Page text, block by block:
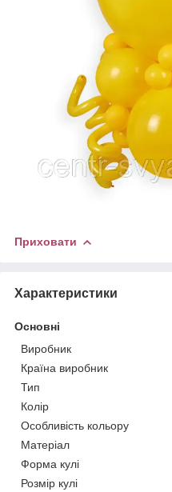
Приховати
Характеристики
Основні
Виробник
Країна виробник
Тип
Колір
Особливість кольору
Матеріал
Форма кулі
Розмір кулі